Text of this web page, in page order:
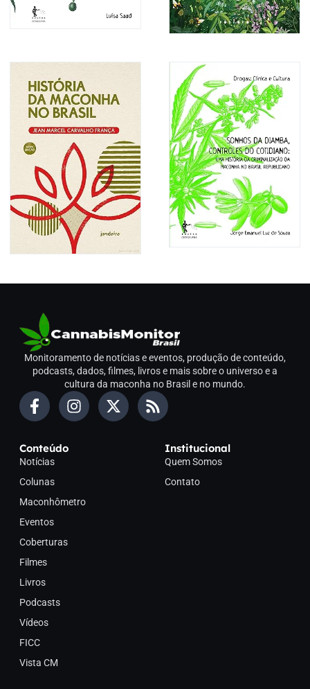
Monitoramento de notícias e eventos, produção de conteúdo,
podcasts, dados, filmes, livros e mais sobre o universo e a
cultura da maconha no Brasil e no mundo.
Conteúdo
Notícias
Colunas
Maconhômetro
Eventos
Coberturas
Filmes
Livros
Podcasts
Vídeos
FICC
Vista CM
Institucional
Quem Somos
Contato